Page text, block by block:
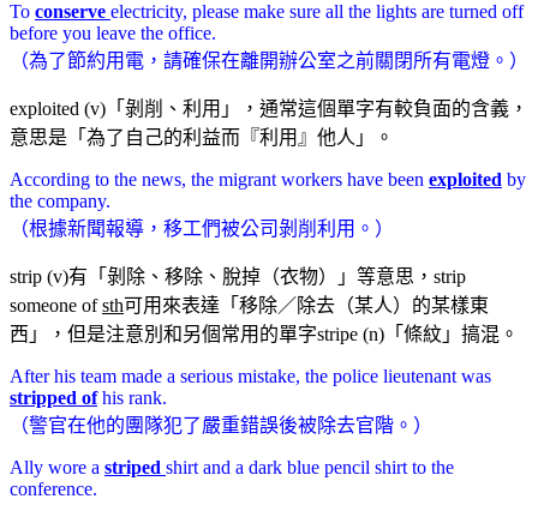
To conserve electricity, please make sure all the lights are turned off
before you leave the office.
（為了節約用電，請確保在離開辦公室之前關閉所有電燈。）
exploited (v)「剝削、利用」，通常這個單字有較負面的含義，
意思是「為了自己的利益而『利用』他人」。
According to the news, the migrant workers have been exploited by
the company.
（根據新聞報導，移工們被公司剝削利用。）
strip (v)有「剝除、移除、脫掉（衣物）」等意思，strip
someone ofsth可用來表達「移除／除去（某人）的某樣東
西」，但是注意別和另個常用的單字stripe (n)「條紋」搞混。
After his team made a serious mistake, the police lieutenant was
stripped ofhis rank.
（警官在他的團隊犯了嚴重錯誤後被除去官階。）
Ally wore a striped shirt and a dark blue pencil shirt to the
conference.